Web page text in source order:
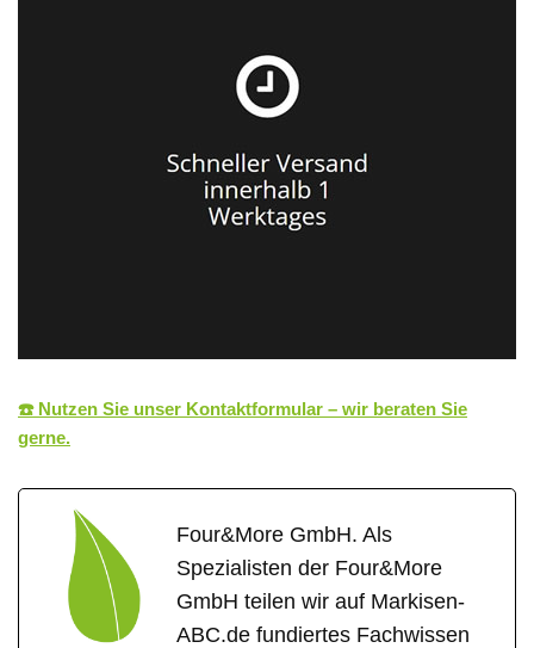
☎️ Nutzen Sie unser Kontaktformular – wir beraten Sie
gerne.
Four&More GmbH. Als
Spezialisten der Four&More
GmbH teilen wir auf Markisen-
ABC.de fundiertes Fachwissen